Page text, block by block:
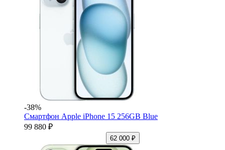
-38%
Смартфон Apple iPhone 15 256GB Blue
99 880 ₽
62 000 ₽